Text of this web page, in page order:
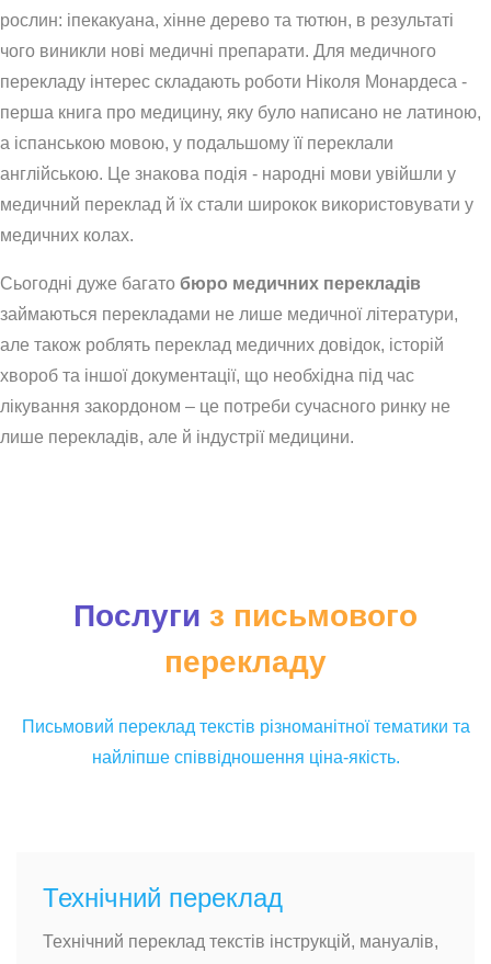
рослин: іпекакуана, хінне дерево та тютюн, в результаті
чого виникли нові медичні препарати. Для медичного
перекладу інтерес складають роботи Ніколя Монардеса -
перша книга про медицину, яку було написано не латиною,
а іспанською мовою, у подальшому її переклали
англійською. Це знакова подія - народні мови увійшли у
медичний переклад й їх стали широкок використовувати у
медичних колах.
Сьогодні дуже багато бюро медичних перекладів
займаються перекладами не лише медичної літератури,
але також роблять переклад медичних довідок, історій
хвороб та іншої документації, що необхідна під час
лікування закордоном – це потреби сучасного ринку не
лише перекладів, але й індустрії медицини.
Послуги з письмового
перекладу
Письмовий переклад текстів різноманітної тематики та
найліпше співвідношення ціна-якість.
Технічний переклад
Технічний переклад текстів інструкцій, мануалів,